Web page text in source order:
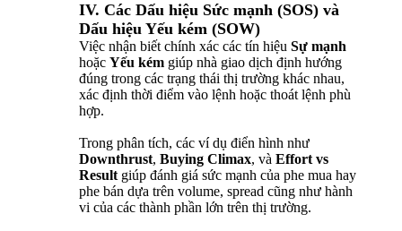
IV. Các Dấu hiệu Sức mạnh (SOS) và
Dấu hiệu Yếu kém (SOW)
Việc nhận biết chính xác các tín hiệu Sự mạnh
hoặc Yếu kém giúp nhà giao dịch định hướng
đúng trong các trạng thái thị trường khác nhau,
xác định thời điểm vào lệnh hoặc thoát lệnh phù
hợp.
Trong phân tích, các ví dụ điển hình như
Downthrust, Buying Climax, và Effort vs
Result giúp đánh giá sức mạnh của phe mua hay
phe bán dựa trên volume, spread cũng như hành
vi của các thành phần lớn trên thị trường.